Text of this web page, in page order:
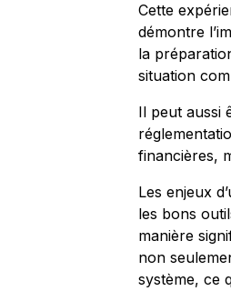
Cette
démontre
la
situation
Il peut aussi
financières,
Les enjeux
les bons
manière
non
système, ce